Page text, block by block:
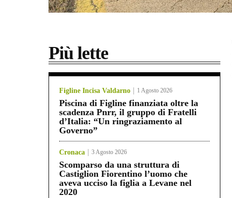
Più lette
Figline Incisa Valdarno 1 Agosto 2026
Piscina di Figline finanziata oltre la
scadenza Pnrr, il gruppo di Fratelli
d’Italia: “Un ringraziamento al
Governo”
Cronaca 3 Agosto 2026
Scomparso da una struttura di
Castiglion Fiorentino l’uomo che
aveva ucciso la figlia a Levane nel
2020